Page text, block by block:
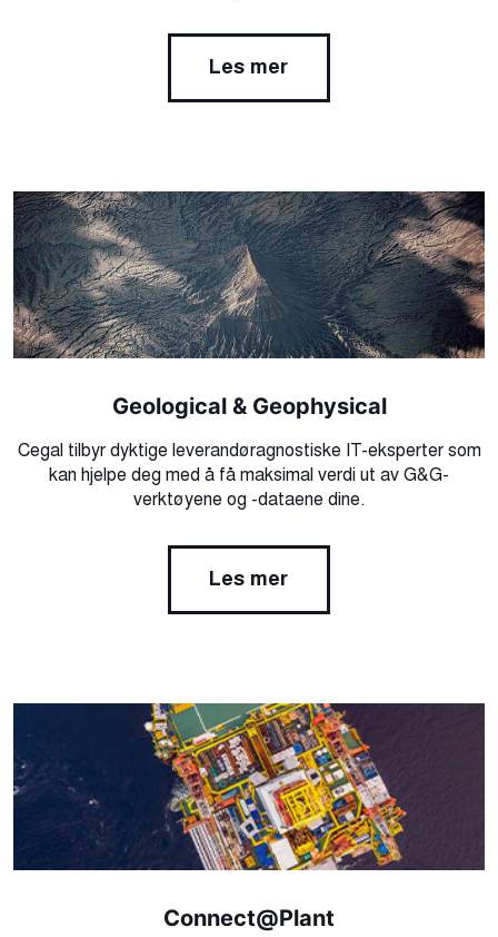
Les mer
Geological & Geophysical
Cegal tilbyr dyktige leverandøragnostiske IT-eksperter som
kan hjelpe deg med å få maksimal verdi ut av G&G-
verktøyene og -dataene dine.
Les mer
Connect@Plant